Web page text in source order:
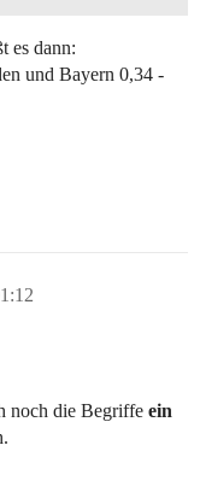
es dann:
und Bayern 0,34 -
noch die Begriffe ein